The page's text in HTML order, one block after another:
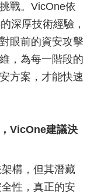
戰。VicOne依
深厚技術經驗，
眼前的資安攻擊
，為每一階段的
方案，才能快速
VicOne建議決
構，但其潛藏
性，真正的安